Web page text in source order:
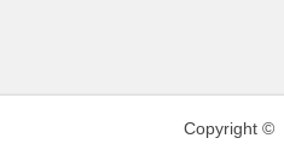
Copyright ©